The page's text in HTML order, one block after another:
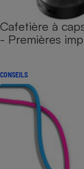
Cafetière à
- Premières
CONSEILS